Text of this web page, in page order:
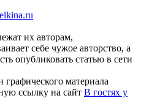
их авторам,
себе чужое авторство, а
опубликовать статью в сети
материала
ссылку на сайт В гостях у